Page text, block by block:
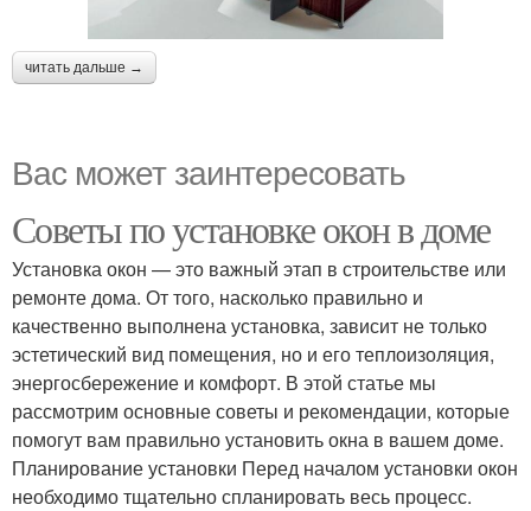
читать дальше →
Вас может заинтересовать
Советы по установке окон в доме
Установка окон — это важный этап в строительстве или
ремонте дома. От того, насколько правильно и
качественно выполнена установка, зависит не только
эстетический вид помещения, но и его теплоизоляция,
энергосбережение и комфорт. В этой статье мы
рассмотрим основные советы и рекомендации, которые
помогут вам правильно установить окна в вашем доме.
Планирование установки Перед началом установки окон
необходимо тщательно спланировать весь процесс.